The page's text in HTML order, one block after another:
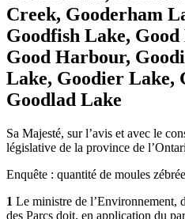
Creek, Gooderham
Goodfish Lake,
Good Harbour,
Lake, Goodier Lake,
Goodlad Lake
Sa Majesté, sur l’avis et avec le
législative de la province de
Enquête : quantité de moules
1 Le ministre de l’Environnement,
des Parcs doit, en application du